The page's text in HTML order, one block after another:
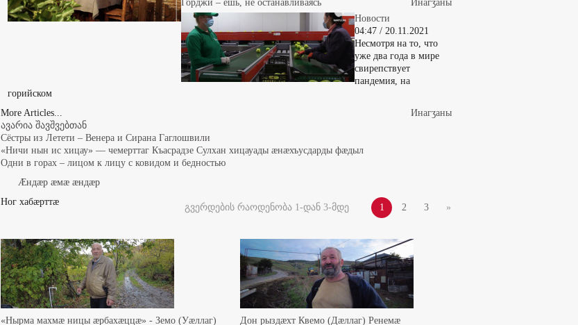
Инaгӡaны
Горджи – ешь, не останавливаясь
Новости
04:47 / 20.11.2021
Несмотря на то, что
уже два года в мире
свирепствует
пандемия, на
горийском
Инaгӡaны
More Articles...
ავარია შავშვებთან
Сёстры из Летети – Венера и Сирана Гаглошвили
«Ничи нын ис хицау» — чемерттаг Къасрадзе Сулхан хицауады æнæхъусдарды фæдыл
Одни в горах – лицом к лицу с ковидом и бедностью
1 2 3 »
გვერდების რაოდენობა 1-დან 3-მდე
Æндæр æмæ æндæр
Ног хабæрттæ
«Нырма махмæ ницы æрбахæццæ» - Земо (Уæллаг)
Дон рыздæхт Квемо (Дæллаг) Ренемæ